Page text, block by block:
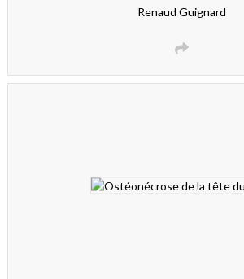
Renaud Guignard